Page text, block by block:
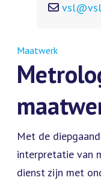
Maatwerk
Met de
interpretatie van
dienst zijn met